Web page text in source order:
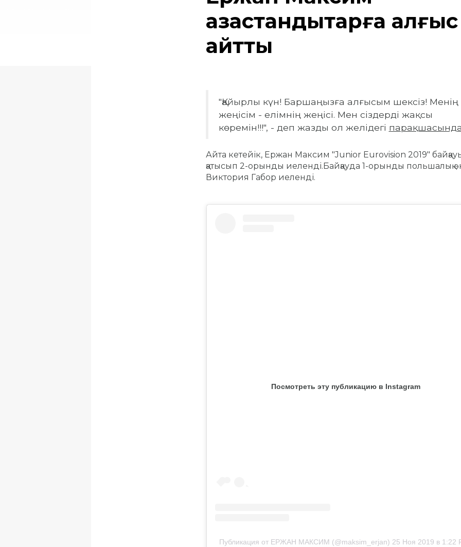
қазақстандықтарға алғыс
айтты
"Қайырлы күн! Баршаңызға алғысым шексіз! Менің
жеңісім - елімнің жеңісі. Мен сіздерді жақсы
көремін!!!", - деп жазды ол желідегі
Айта кетейік, Ержан Максим "Junior Eurovision 2019"
қатысып 2-орынды иеленді.Байқауда 1-орынды польшалық
Виктория Габор иеленді.
Посмотреть эту публикацию в Instagram
Публикация от ЕРЖАН МАКСИМ (@maksim_erjan) 25 Ноя 2019 в 1:22